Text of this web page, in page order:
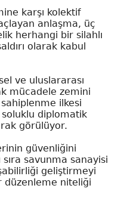
karşı kolektif
anlaşma, üç
herhangi bir silahlı
olarak kabul
ve uluslararası
mücadele zemini
ilkesi
diplomatik
görülüyor.
güvenliğini
savunma sanayisi
geliştirmeyi
düzenleme niteliği